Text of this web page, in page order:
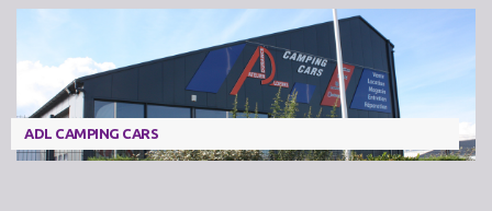
ADL CAMPING CARS